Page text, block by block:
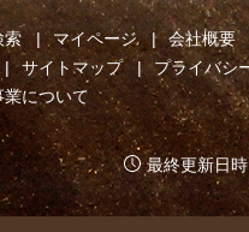
索 マイページ
会社概要
サイトマップ
プライバシ
業について
最終更新日